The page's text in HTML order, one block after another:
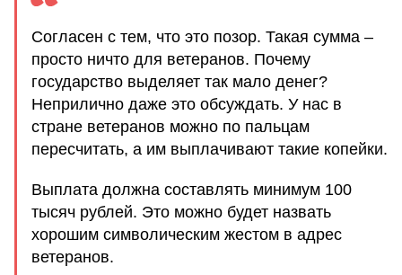
Согласен с тем, что это позор. Такая сумма –
просто ничто для ветеранов. Почему
государство выделяет так мало денег?
Неприлично даже это обсуждать. У нас в
стране ветеранов можно по пальцам
пересчитать, а им выплачивают такие копейки.
Выплата должна составлять минимум 100
тысяч рублей. Это можно будет назвать
хорошим символическим жестом в адрес
ветеранов.